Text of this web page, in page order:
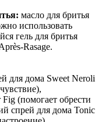
масло для бритья
использовать
гель для бритья
Rasage.
для дома Sweet Neroli
(помогает обрести
спрей для дома Tonic